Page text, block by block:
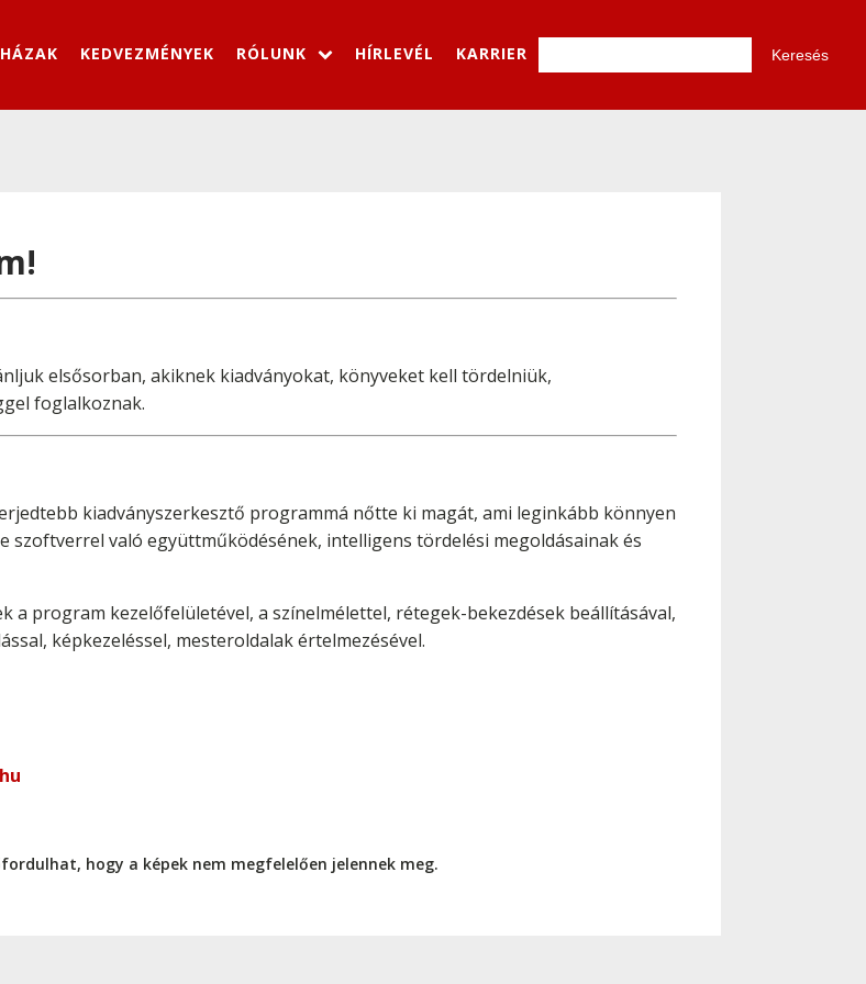
KEDVEZMÉNYEK RÓLUNK HÍRLEVÉL KARRIER
elsősorban, akiknek kiadványokat, könyveket kell tördelniük,
foglalkoznak.
kiadványszerkesztő programmá nőtte ki magát, ami leginkább könnyen
való együttműködésének, intelligens tördelési megoldásainak és
a program kezelőfelületével, a színelmélettel, rétegek-bekezdések beállításával,
képkezeléssel, mesteroldalak értelmezésével.
hogy a képek nem megfelelően jelennek meg.